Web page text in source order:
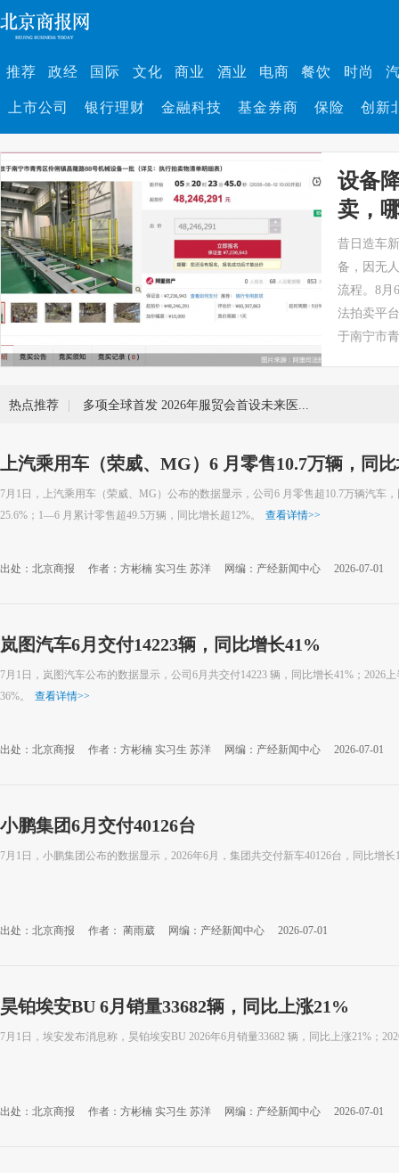
推荐 政经 国际 文化 商业 酒业 电商 餐饮 时尚
上市公司 银行理财 金融科技 基金券商 保险 创新
设备
卖，
遇资
昔日造车
备，因无
流程。8月
法拍卖平
于南宁市
热点推荐 |
上汽乘用车（荣威、MG）6 月零售10.7万辆，同
7月1日，上汽乘用车（荣威、MG）公布的数据显示，公司6 月零售超10.7万辆汽车
25.6%；1—6 月累计零售超49.5万辆，同比增长超12%。
查看详情>>
出处：北京商报 作者：方彬楠 实习生 苏洋 网编：产经新闻中心 2026-07-01
岚图汽车6月交付14223辆，同比增长41%
7月1日，岚图汽车公布的数据显示，公司6月共交付14223 辆，同比增长41%；2026
36%。
查看详情>>
出处：北京商报 作者：方彬楠 实习生 苏洋 网编：产经新闻中心 2026-07-01
小鹏集团6月交付40126台
7月1日，小鹏集团公布的数据显示，2026年6月，集团共交付新车40126台，同比增长
出处：北京商报 作者： 蔺雨葳 网编：产经新闻中心 2026-07-01
昊铂埃安BU 6月销量33682辆，同比上涨21%
7月1日，埃安发布消息称，昊铂埃安BU 2026年6月销量33682 辆，同比上涨21%；
出处：北京商报 作者：方彬楠 实习生 苏洋 网编：产经新闻中心 2026-07-01